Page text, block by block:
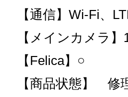
【通信】Wi-Fi、
【メインカメラ
【Felica】○
【商品状態】 修